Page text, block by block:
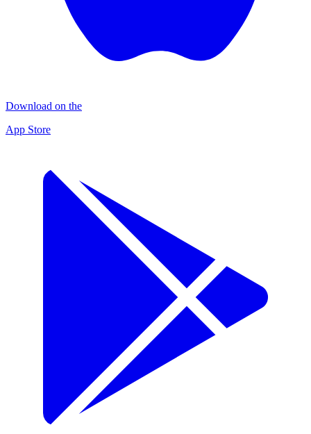
Download on the
App Store